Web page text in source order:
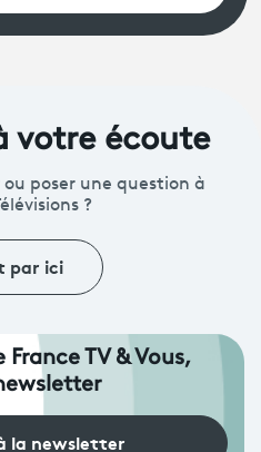
votre écoute
poser une question à
?
par ici
TV & Vous,
la newsletter